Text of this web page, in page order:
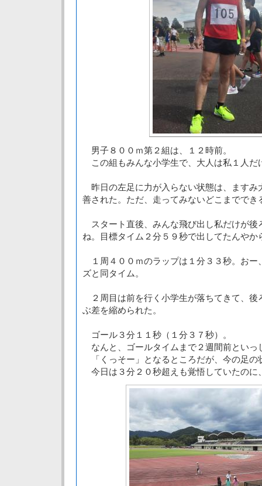
男子８００ｍ第２組は、１２時前。
この組もみんな小学生で、大人は私１人だ
昨日の左足に力が入らない状態は、ますみ
善された。ただ、走ってみないどこまででき
スタート直後、みんな飛び出し私だけが後
ね。目標タイム２分５９秒で出してたんやか
１周４００ｍのラップは１分３３秒。おー
ズと同タイム。
２周目は前を行く小学生が落ちてきて、後
ぶ差を縮められた。
ゴール３分１１秒（１分３７秒）。
なんと、ゴールタイムまで２週間前といっ
「くっそー」となるところだが、今の足の
今日は３分２０秒超えも覚悟していたのに